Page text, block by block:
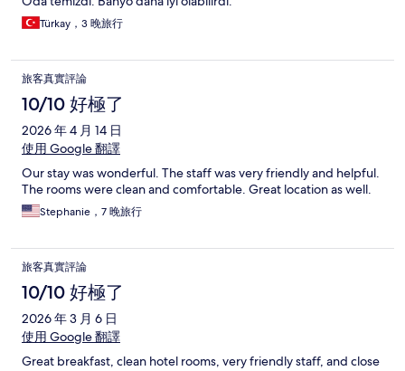
Türkay，3 晚旅行
旅客真實評論
10/10 好極了
2026 年 4 月 14 日
使用 Google 翻譯
Our stay was wonderful. The staff was very friendly and helpful.
The rooms were clean and comfortable. Great location as well.
Stephanie，7 晚旅行
旅客真實評論
10/10 好極了
2026 年 3 月 6 日
使用 Google 翻譯
Great breakfast, clean hotel rooms, very friendly staff, and close